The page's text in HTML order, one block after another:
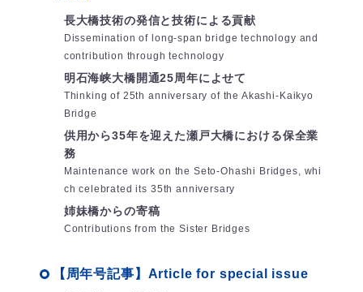
長大橋技術の発信と技術による貢献
Dissemination of long-span bridge technology and
contribution through technology
明石海峡大橋開通25周年によせて
Thinking of 25th anniversary of the Akashi-Kaikyo
Bridge
供用から35年を迎えた瀬戸大橋における保全業
務
Maintenance work on the Seto-Ohashi Bridges, whi
ch celebrated its 35th anniversary
姉妹橋からの寄稿
Contributions from the Sister Bridges
【周年号記事】Article for special issue